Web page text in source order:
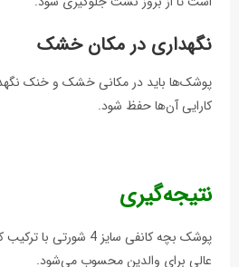
نگهداری در مکان خشک
پوشک‌ها باید در مکانی خشک و خنک
کارایی آن‌ها حفظ شود.
نتیجه‌گیری
پوشک بچه کانفی سایز 4
عالی برای والدین محسوب می‌شود.